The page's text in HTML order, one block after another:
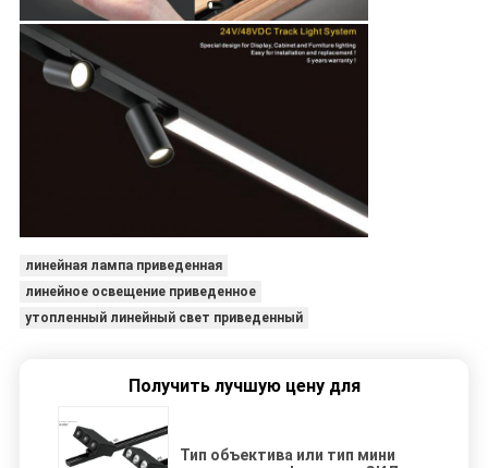
линейная лампа приведенная
линейное освещение приведенное
утопленный линейный свет приведенный
Получить лучшую цену для
Тип объектива или тип мини